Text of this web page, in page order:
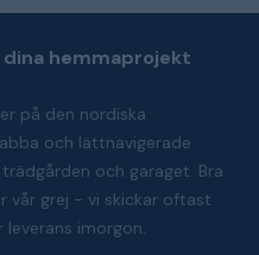
hemmaprojekt
på den nordiska
och lättnavigerade
och garaget. Bra
vår grej - vi skickar oftast
imorgon.